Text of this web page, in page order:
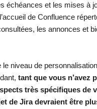
échéances et les mises à
de Confluence
les annonces et
le niveau de
tant que vous n’avez
très spécifiques de
de Jira devraient être